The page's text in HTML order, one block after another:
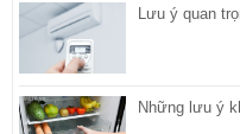
Lưu ý quan
Những lưu ý